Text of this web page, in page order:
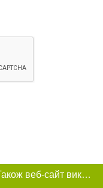
Цей сайт використовує «cookies». Також веб-сайт використовує інтернет-сервіс для збору технічних даних стосовно відвідувачів з метою отримання маркетингової та статистичної інформації. Умови обробки даних відвідувачів сайту див.